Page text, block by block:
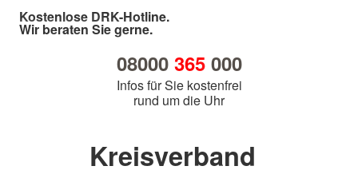
Kostenlose DRK-Hotline.
Wir beraten Sie gerne.
08000 365000
Infos für Sie kostenfrei
rund um die Uhr
Kreisverband